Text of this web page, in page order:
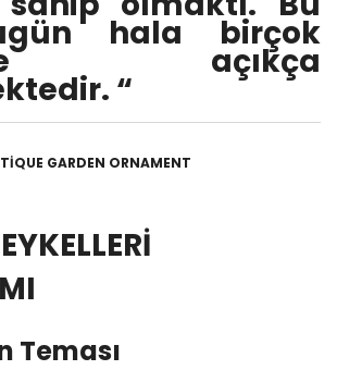
hala birçok
açıkça
“
GARDEN ORNAMENT
Teması